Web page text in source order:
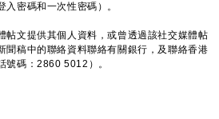
密碼和一次性密碼）。
文提供其個人資料，或曾透過該社交媒體帖
聞稿中的聯絡資料聯絡有關銀行，及聯絡香港
號碼：2860 5012）。